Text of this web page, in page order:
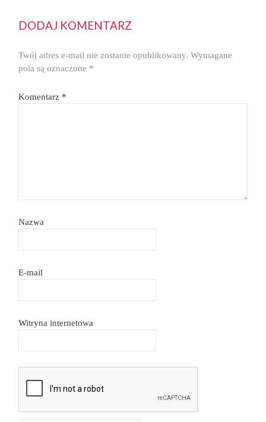
DODAJ KOMENTARZ
Twój adres e-mail nie zostanie opublikowany. Wymagane
pola są oznaczone *
Komentarz *
Nazwa
E-mail
Witryna internetowa